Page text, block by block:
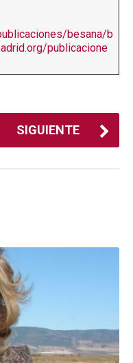
besana/b
publicacione
SIGUIENTE